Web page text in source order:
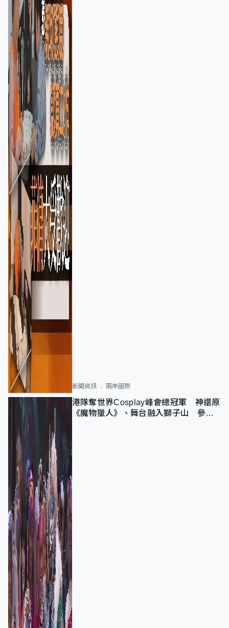
新聞資訊 兩岸國際
港隊奪世界Cosplay峰會總冠軍 神還原
《魔物獵人》、舞台融入獅子山 參賽